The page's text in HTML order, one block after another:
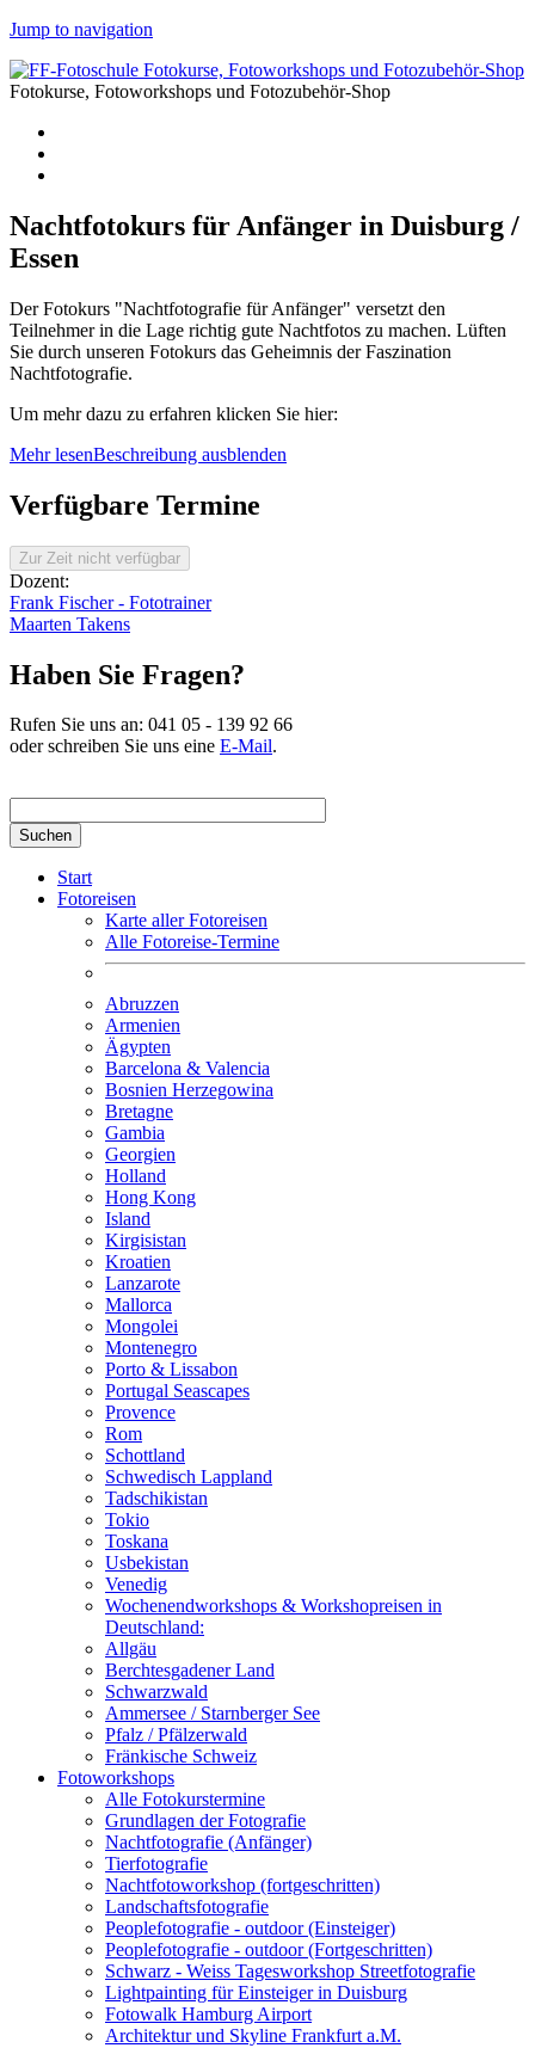
Jump to navigation
Fotokurse, Fotoworkshops und Fotozubehör-Shop
Nachtfotokurs für Anfänger in Duisburg /
Essen
Der Fotokurs "Nachtfotografie für Anfänger" versetzt den
Teilnehmer in die Lage richtig gute Nachtfotos zu machen. Lüften
Sie durch unseren Fotokurs das Geheimnis der Faszination
Nachtfotografie.
Um mehr dazu zu erfahren klicken Sie hier:
Mehr lesenBeschreibung ausblenden
Verfügbare Termine
Dozent:
Frank Fischer - Fototrainer
Maarten Takens
Haben Sie Fragen?
Rufen Sie uns an: 041 05 - 139 92 66
oder schreiben Sie uns eine E-Mail.
Start
Fotoreisen
Karte aller Fotoreisen
Alle Fotoreise-Termine
Abruzzen
Armenien
Ägypten
Barcelona & Valencia
Bosnien Herzegowina
Bretagne
Gambia
Georgien
Holland
Hong Kong
Island
Kirgisistan
Kroatien
Lanzarote
Mallorca
Mongolei
Montenegro
Porto & Lissabon
Portugal Seascapes
Provence
Rom
Schottland
Schwedisch Lappland
Tadschikistan
Tokio
Toskana
Usbekistan
Venedig
Wochenendworkshops & Workshopreisen in
Deutschland:
Allgäu
Berchtesgadener Land
Schwarzwald
Ammersee / Starnberger See
Pfalz / Pfälzerwald
Fränkische Schweiz
Fotoworkshops
Alle Fotokurstermine
Grundlagen der Fotografie
Nachtfotografie (Anfänger)
Tierfotografie
Nachtfotoworkshop (fortgeschritten)
Landschaftsfotografie
Peoplefotografie - outdoor (Einsteiger)
Peoplefotografie - outdoor (Fortgeschritten)
Schwarz - Weiss Tagesworkshop Streetfotografie
Lightpainting für Einsteiger in Duisburg
Fotowalk Hamburg Airport
Architektur und Skyline Frankfurt a.M.